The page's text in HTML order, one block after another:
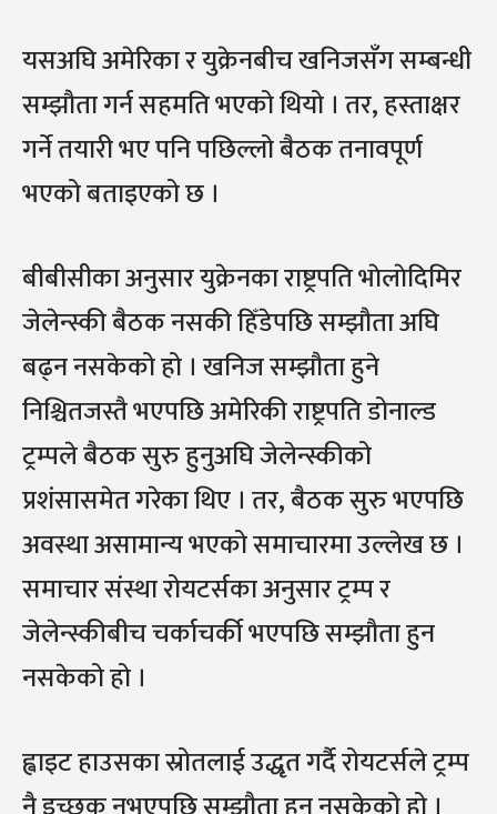
यसअघि अमेरिका र युक्रेनबीच खनिजसँग सम्बन्धी
सम्झौता गर्न सहमति भएको थियो । तर, हस्ताक्षर
गर्ने तयारी भए पनि पछिल्लो बैठक तनावपूर्ण
भएको बताइएको छ ।
बीबीसीका अनुसार युक्रेनका राष्ट्रपति भाेलाेदिमिर
जेलेन्स्की बैठक नसकी हिँडेपछि सम्झौता अघि
बढ्न नसकेको हो । खनिज सम्झौता हुने
निश्चितजस्तै भएपछि अमेरिकी राष्ट्रपति डोनाल्ड
ट्रम्पले बैठक सुरु हुनुअघि जेलेन्स्कीको
प्रशंसासमेत गरेका थिए । तर, बैठक सुरु भएपछि
अवस्था असामान्य भएको समाचारमा उल्लेख छ ।
समाचार संस्था रोयटर्सका अनुसार ट्रम्प र
जेलेन्स्कीबीच चर्काचर्की भएपछि सम्झौता हुन
नसकेको हो ।
ह्वाइट हाउसका स्रोतलाई उद्धृत गर्दै रोयटर्सले ट्रम्प